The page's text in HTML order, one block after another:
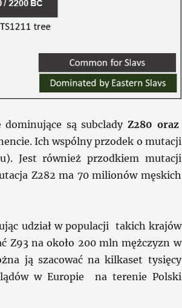
dominujące są subcladyZ280 oraz
Ich wspólny przodek o mutacji
Jest również przodkiem mutacji
Z282 ma 70 milionów męskich
udział w populacji takich krajów
na około 200 mln mężczyzn w
ją szacować na kilkaset tysięcy
w Europie na terenie Polski